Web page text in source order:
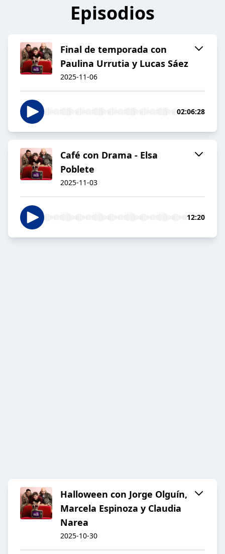
Episodios
Final de temporada con
Paulina Urrutia y Lucas Sáez
2025-11-06
02:06:28
Café con Drama - Elsa
Poblete
2025-11-03
12:20
Halloween con Jorge Olguín,
Marcela Espinoza y Claudia
Narea
2025-10-30